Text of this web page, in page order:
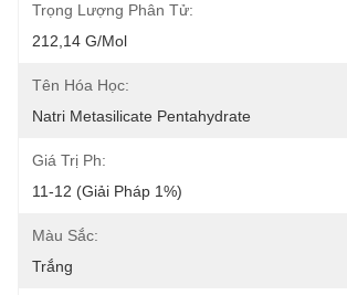
Trọng Lượng Phân Tử:
212,14 G/mol
Tên Hóa Học:
Natri Metasilicate Pentahydrate
Giá Trị Ph:
11-12 (giải Pháp 1%)
Màu Sắc:
Trắng